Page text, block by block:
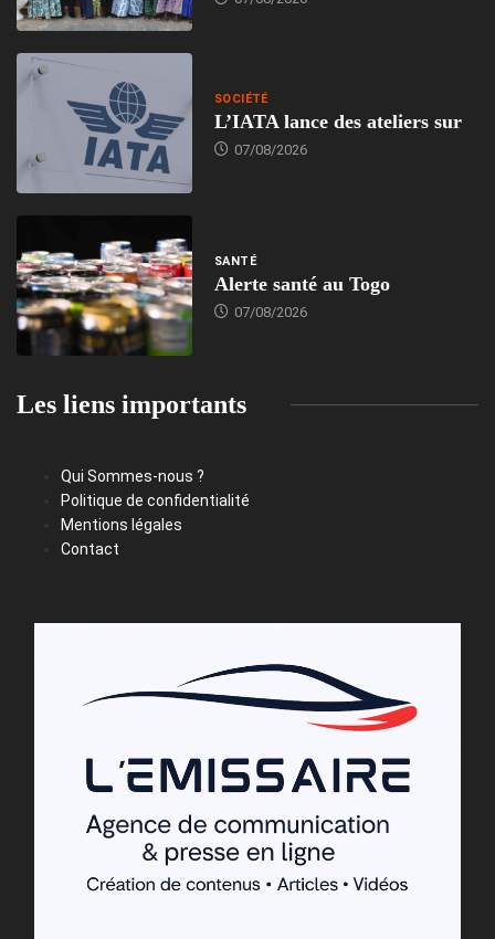
SOCIÉTÉ
L’IATA lance des ateliers sur
07/08/2026
SANTÉ
Alerte santé au Togo
07/08/2026
Les liens importants
Qui Sommes-nous ?
Politique de confidentialité
Mentions légales
Contact